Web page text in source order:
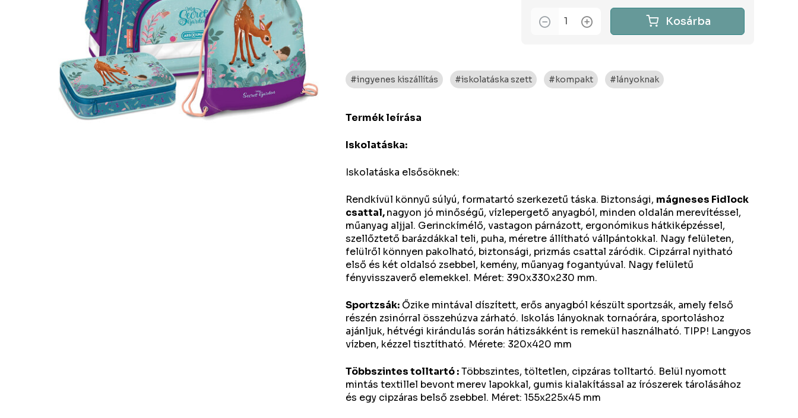
Kosárba
#ingyenes kiszállítás #iskolatáska szett #kompakt #lányoknak
Termék leírása
Iskolatáska:
Iskolatáska elsősöknek:
Rendkívül könnyű súlyú, formatartó szerkezetű táska. Biztonsági, mágneses Fidlock
csattal,nagyon jó minőségű, vízlepergető anyagból, minden oldalán merevítéssel,
műanyag aljjal. Gerinckímélő, vastagon párnázott, ergonómikus hátkiképzéssel,
szellőztető barázdákkal teli, puha, méretre állítható vállpántokkal. Nagy felületen,
felülről könnyen pakolható, biztonsági, prizmás csattal záródik. Cipzárral nyitható
első és két oldalsó zsebbel, kemény, műanyag fogantyúval. Nagy felületű
fényvisszaverő elemekkel. Méret: 390x330x230 mm.
Sportzsák: Őzike mintával díszített, erős anyagból készült sportzsák, amely felső
részén zsinórral összehúzva zárható. Iskolás lányoknak tornaórára, sportoláshoz
ajánljuk, hétvégi kirándulás során hátizsákként is remekül használható. TIPP! Langyos
vízben, kézzel tisztítható. Mérete: 320x420 mm
Többszintes tolltartó :Többszintes, töltetlen, cipzáras tolltartó. Belül nyomott
mintás textillel bevont merev lapokkal, gumis kialakítással az írószerek tárolásához
és egy cipzáras belső zsebbel. Méret: 155x225x45 mm